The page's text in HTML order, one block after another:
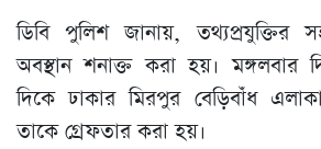
ডিবি পুলিশ জানায়, তথ্যপ্রযুক্তির
অবস্থান শনাক্ত করা হয়। মঙ্গলবার
দিকে ঢাকার মিরপুর বেড়িবাঁধ
তাকে গ্রেফতার করা হয়।